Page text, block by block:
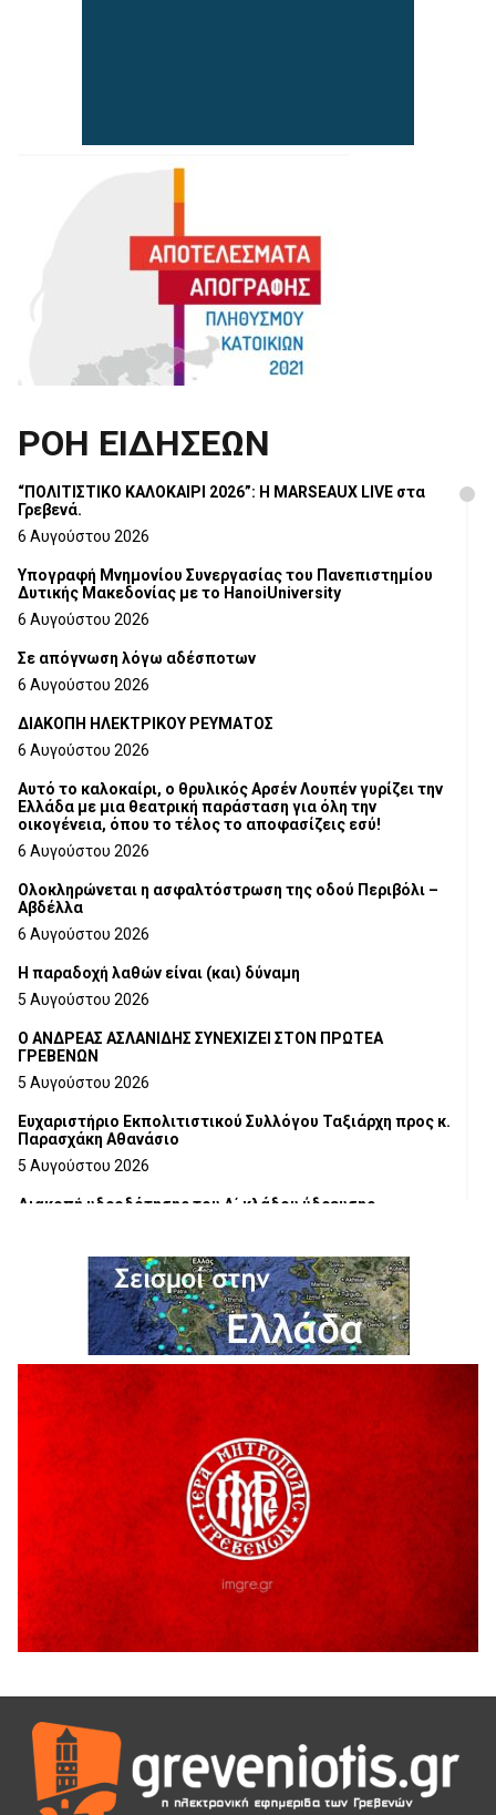
ΡΟΗ ΕΙΔΗΣΕΩΝ
“ΠΟΛΙΤΙΣΤΙΚΟ ΚΑΛΟΚΑΙΡΙ 2026”: Η MARSEAUX LIVE στα
Γρεβενά.
6 Αυγούστου 2026
Υπογραφή Μνημονίου Συνεργασίας του Πανεπιστημίου
Δυτικής Μακεδονίας με το HanoiUniversity
6 Αυγούστου 2026
Σε απόγνωση λόγω αδέσποτων
6 Αυγούστου 2026
ΔΙΑΚΟΠΗ ΗΛΕΚΤΡΙΚΟΥ ΡΕΥΜΑΤΟΣ
6 Αυγούστου 2026
Αυτό το καλοκαίρι, ο θρυλικός Αρσέν Λουπέν γυρίζει την
Ελλάδα με μια θεατρική παράσταση για όλη την
οικογένεια, όπου το τέλος το αποφασίζεις εσύ!
6 Αυγούστου 2026
Ολοκληρώνεται η ασφαλτόστρωση της οδού Περιβόλι –
Αβδέλλα
6 Αυγούστου 2026
H παραδοχή λαθών είναι (και) δύναμη
5 Αυγούστου 2026
Ο ΑΝΔΡΕΑΣ ΑΣΛΑΝΙΔΗΣ ΣΥΝΕΧΙΖΕΙ ΣΤΟΝ ΠΡΩΤΕΑ
ΓΡΕΒΕΝΩΝ
5 Αυγούστου 2026
Ευχαριστήριο Εκπολιτιστικού Συλλόγου Ταξιάρχη προς κ.
Παρασχάκη Αθανάσιο
5 Αυγούστου 2026
Διακοπή υδροδότησης του Α΄ κλάδου ύδρευσης
Η Marseaux στα Γρεβενά για μια μοναδική συναυλία
5 Αυγούστου 2026
Θερινό Σινεμά στο πλαίσιο του «Πολιτιστικού
Καλοκαιριού 2026» με την βραβευμένη ταινία «Μικρές
Ανάσες».
5 Αυγούστου 2026
Γρεβενά: Συνελήφθη 18χρονος αλλοδαπός, για κλοπή
εξοπλισμού γυμναστηρίου
ΑΗ ΛΑΟΣ | 5 Αυγούστου | Υπαίθριο Θέατρο “Καστράκι”,
41η Γιορτή Κρασιού στο Τρίκωμο – «Γιορτή Παράδοσης»
5 Αυγούστου 2026
ΕΥΧΑΡΙΣΤΙΕΣ Φυσιολατρικού Συλλόγου Γρεβενών
4 Αυγούστου 2026